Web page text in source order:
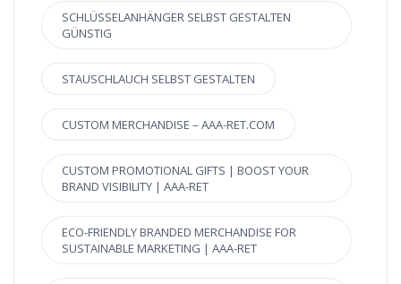
SCHLÜSSELANHÄNGER SELBST GESTALTEN
GÜNSTIG
STAUSCHLAUCH SELBST GESTALTEN
CUSTOM MERCHANDISE – AAA-RET.COM
CUSTOM PROMOTIONAL GIFTS | BOOST YOUR
BRAND VISIBILITY | AAA-RET
ECO-FRIENDLY BRANDED MERCHANDISE FOR
SUSTAINABLE MARKETING | AAA-RET